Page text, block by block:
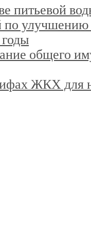
питьевой
улучшению
общего
ЖКХ для